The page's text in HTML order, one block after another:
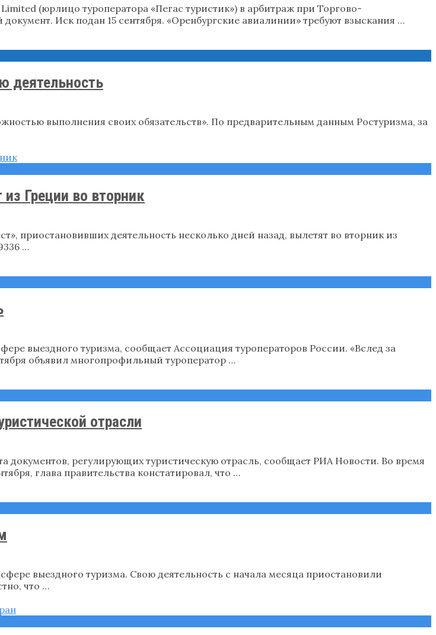
(юрлицо туроператора «Пегас туристик») в арбитраж при Торгово-
Иск подан 15 сентября. «Оренбургские авиалинии» требуют взыскания …
деятельность
выполнения своих обязательств». По предварительным данным Ростуризма, за
Греции во вторник
приостановивших деятельность несколько дней назад, вылетят во вторник из
…
выездного туризма, сообщает Ассоциация туроператоров России. «Вслед за
объявил многопрофильный туроператор …
отрасли
регулирующих туристическую отрасль, сообщает РИА Новости. Во время
глава правительства констатировал, что …
выездного туризма. Свою деятельность с начала месяца приостановили
что …